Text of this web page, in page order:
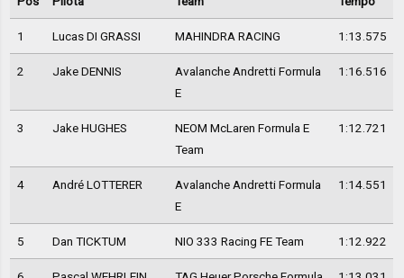
1 Lucas DI GRASSI MAHINDRA RACING 1:13.575
2 Jake DENNIS
Avalanche Andretti Formula
E
1:16.516
3 Jake HUGHES
NEOM McLaren Formula E
Team
1:12.721
4 André LOTTERER
Avalanche Andretti Formula
E
1:14.551
5 Dan TICKTUM NIO 333 Racing FE Team 1:12.922